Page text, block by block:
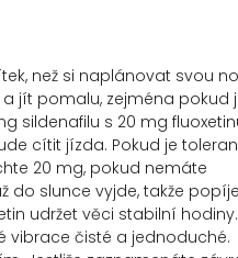
než si naplánovat svou
jít pomalu, zejména pokud
sildenafilu s 20 mg
cítit jízda. Pokud je
20 mg, pokud nemáte
do slunce vyjde, takže
udržet věci stabilní hodiny.
vibrace čisté a jednoduché.